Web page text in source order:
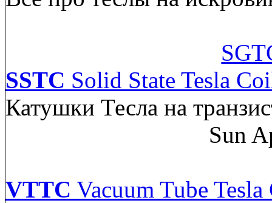
SSTC Solid State Tesla
Катушки Тесла на
Sun
VTTC Vacuum Tube